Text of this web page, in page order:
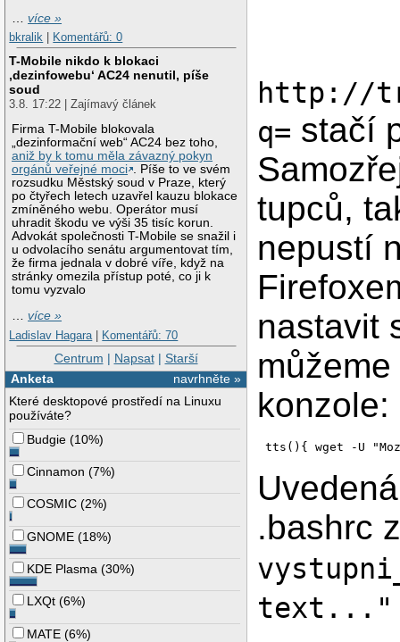
…více »
bkralik
Komentářů: 0
T-Mobile nikdo k blokaci
‚dezinfowebu‘ AC24 nenutil, píše
soud
3.8. 17:22 | Zajímavý článek
Firma T-Mobile blokovala
„dezinformační web“ AC24 bez toho,
aniž by k tomu měla závazný pokyn
orgánů veřejné moci . Píše to ve svém
rozsudku Městský soud v Praze, který
po čtyřech letech uzavřel kauzu blokace
zmíněného webu. Operátor musí
uhradit škodu ve výši 35 tisíc korun.
Advokát společnosti T-Mobile se snažil i
u odvolacího senátu argumentovat tím,
že firma jednala v dobré víře, když na
stránky omezila přístup poté, co ji k
tomu vyzvalo
…více »
Ladislav Hagara | Komentářů: 70
Centrum | Napsat| Starší
navrhněte »
Anketa
Které desktopové prostředí na Linuxu
používáte?
Budgie (10%)
Cinnamon (7%)
COSMIC (2%)
GNOME (18%)
KDE Plasma (30%)
LXQt (6%)
MATE (6%)
http://
q= stačí
tupců,
nepustí
nastavit
konzole:
tts(){ wget -U
.bashrc
text..."